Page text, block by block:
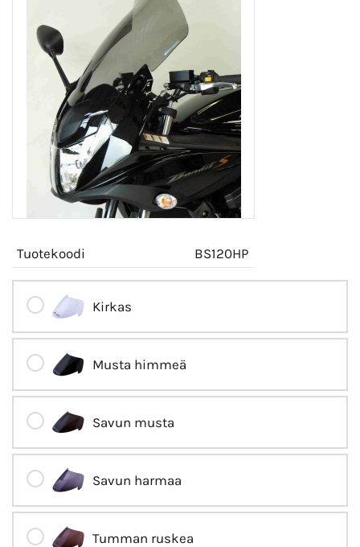
Tuotekoodi BS120HP
Kirkas
Musta himmeä
Savun musta
Savun harmaa
Tumman ruskea